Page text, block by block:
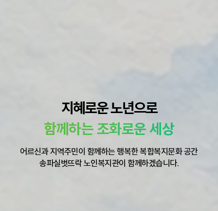
지혜로운 노년으로
함께하는 조화로운 세상
어르신과 지역주민이 함께하는 행복한 복합복지문화 공간
송파실벗뜨락 노인복지관이 함께하겠습니다.